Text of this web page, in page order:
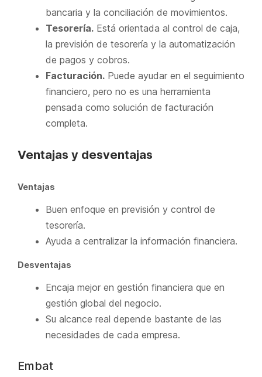
bancaria y la conciliación de movimientos.
Tesorería. Está orientada al control de caja,
la previsión de tesorería y la automatización
de pagos y cobros.
Facturación. Puede ayudar en el seguimiento
financiero, pero no es una herramienta
pensada como solución de facturación
completa.
Ventajas y desventajas
Ventajas
Buen enfoque en previsión y control de
tesorería.
Ayuda a centralizar la información financiera.
Desventajas
Encaja mejor en gestión financiera que en
gestión global del negocio.
Su alcance real depende bastante de las
necesidades de cada empresa.
Embat